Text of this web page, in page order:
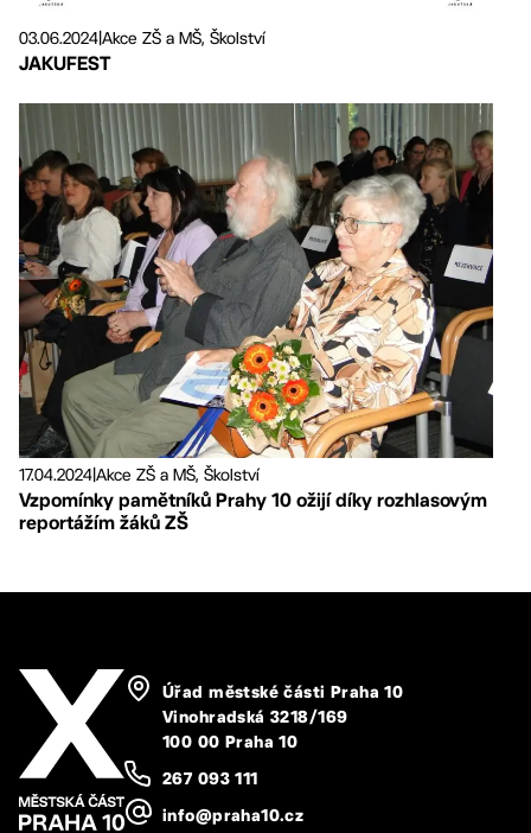
03.06.2024Akce ZŠ a MŠ, Školství
JAKUFEST
17.04.2024Akce ZŠ a MŠ, Školství
Vzpomínky pamětníků Prahy 10 ožijí díky rozhlasovým
reportážím žáků ZŠ
Úřad městské části Praha 10
Vinohradská 3218/169
100 00 Praha 10
267 093 111
info@praha10.cz